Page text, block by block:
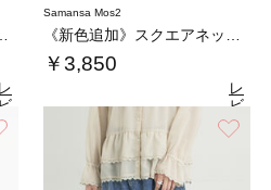
レ
ビ
Samansa Mos2
￥3,850
4.6
レ
ビ
ュ
ー